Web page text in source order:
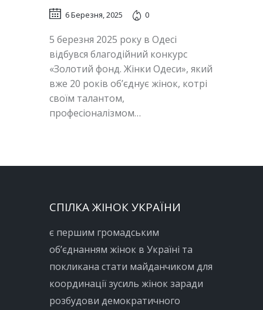
6 Березня, 2025 0
5 березня 2025 року в Одесі
відбувся благодійний конкурс
«Золотий фонд. Жінки Одеси», який
вже 20 років об’єднує жінок, котрі
своїм талантом,
професіоналізмом…
СПІЛКА ЖІНОК УКРАЇНИ
є першим громадським
об’єднанням жінок в Україні та
покликана стати майданчиком для
координації зусиль жінок заради
розбудови демократичного